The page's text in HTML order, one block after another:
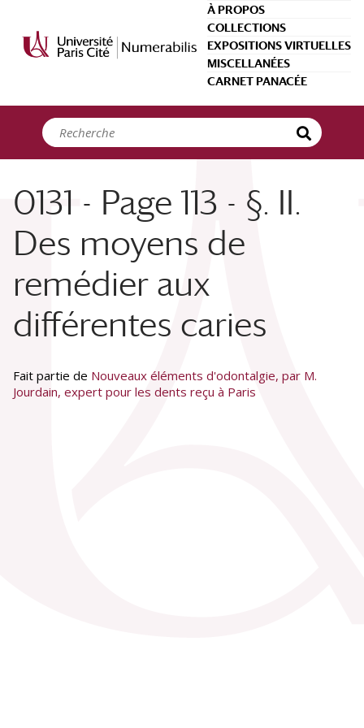
À PROPOS
COLLECTIONS
EXPOSITIONS VIRTUELLES
MISCELLANÉES
CARNET PANACÉE
0131 - Page 113 - §. II.
Des moyens de
remédier aux
différentes caries
Fait partie de Nouveaux éléments d'odontalgie, par M.
Jourdain, expert pour les dents reçu à Paris